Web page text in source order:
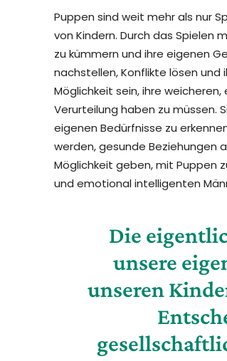
Puppen sind weit mehr als nur
von Kindern. Durch das Spielen
zu kümmern und ihre eigenen
nachstellen, Konflikte lösen und
Möglichkeit sein, ihre
Verurteilung haben zu müssen.
eigenen Bedürfnisse zu
werden, gesunde Beziehungen
Möglichkeit geben, mit Puppen
und emotional intelligenten
Die
unsere
unseren